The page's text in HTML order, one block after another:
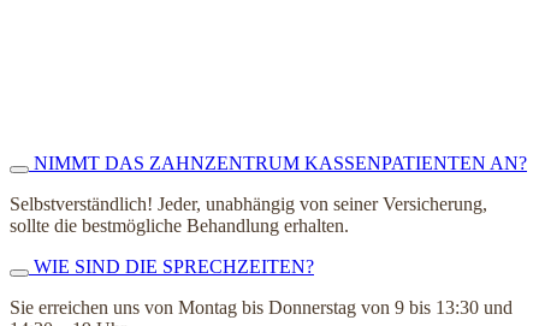
NIMMT DAS ZAHNZENTRUM KASSENPATIENTEN AN?
Selbstverständlich! Jeder, unabhängig von seiner Versicherung,
sollte die bestmögliche Behandlung erhalten.
WIE SIND DIE SPRECHZEITEN?
Sie erreichen uns von Montag bis Donnerstag von 9 bis 13:30 und